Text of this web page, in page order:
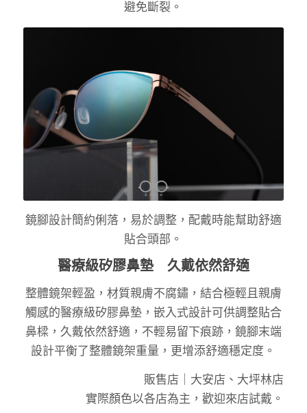
避免斷裂。
鏡腳設計簡約俐落，易於調整，配戴時能幫助舒適
貼合頭部。
醫療級矽膠鼻墊 久戴依然舒適
整體鏡架輕盈，材質親膚不腐鏽，結合極輕且親膚
觸感的醫療級矽膠鼻墊，嵌入式設計可供調整貼合
鼻樑，久戴依然舒適，不輕易留下痕跡，鏡腳末端
設計平衡了整體鏡架重量，更增添舒適穩定度。
販售店｜ 大安店、大坪林店
實際顏色以各店為主，歡迎來店試戴。